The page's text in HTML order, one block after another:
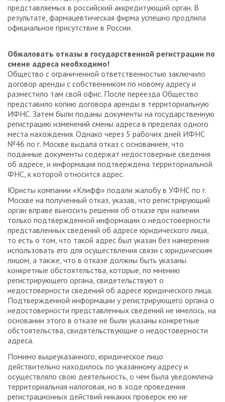
представляемых в российский аккредитующий орган. В
результате, фармацевтическая фирма успешно продлила
официальное присутствие в России.
Обжаловать отказы в государственной регистрации по
смене адреса необходимо!
Общество с ограниченной ответственностью заключило
договор аренды с собственником по новому адресу и
разместило там свой офис. После переезда Общество
представило копию договора аренды в территориальную
ИФНС. Затем были поданы документы на государственную
регистрацию изменений смены адреса в пределах одного
места нахождения. Однако через 5 рабочих дней ИФНС
№46 по г. Москве выдала отказ с основанием, что
поданные документы содержат недостоверные сведения
об адресе, и информация подтверждена территориальной
ФНС, к которой относится адрес.
Юристы компании «Клифф» подали жалобу в УФНС по г.
Москве на полученный отказ, указав, что регистрирующий
орган вправе выносить решения об отказе при наличии
только подтвержденной информации о недостоверности
представленных сведений об адресе юридического лица,
то есть о том, что такой адрес был указан без намерения
использовать его для осуществления связи с юридическим
лицом, а также, что в отказе должны быть указаны
конкретные обстоятельства, которые, по мнению
регистрирующего органа, свидетельствуют о
недостоверности сведений об адресе юридического лица.
Подтвержденной информации у регистрирующего органа о
недостоверности представленных сведений не имелось, на
основании этого в отказе не были указаны конкретные
обстоятельства, свидетельствующие о недостоверности
адреса.
Помимо вышеуказанного, юридическое лицо
действительно находилось по указанному адресу и
осуществляло свою деятельность, о чем была уведомлена
территориальная налоговая, но в ходе проведения
регистрационных действий никаких проверок ею не